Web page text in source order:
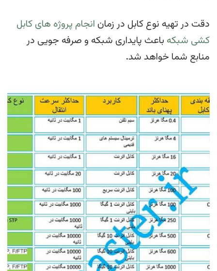
دقت در تهیه نوع کابل در زمان انجام پروژه های کابل
کشی شبکه باعث پایداری شبکه و صرفه جویی در
منابع شما خواهد شد.